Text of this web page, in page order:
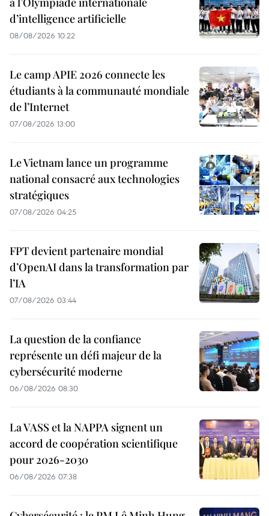
d’intelligence artificielle
08/08/2026 10:22
Le camp APIE 2026 connecte les
étudiants à la communauté mondiale
de l’Internet
07/08/2026 13:00
Le Vietnam lance un programme
national consacré aux technologies
stratégiques
07/08/2026 04:25
FPT devient partenaire mondial
d’OpenAI dans la transformation par
l’IA
07/08/2026 03:44
La question de la confiance
représente un défi majeur de la
cybersécurité moderne
06/08/2026 08:30
La VASS et la NAPPA signent un
accord de coopération scientifique
pour 2026-2030
06/08/2026 07:38